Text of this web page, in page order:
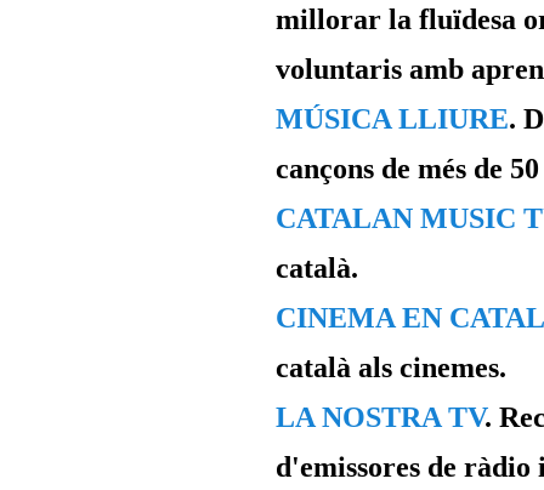
millorar la fluïdesa
voluntaris amb
MÚSICA LLIURE.
cançons de més de
CATALAN MUSIC
català.
CINEMA EN
català als cinemes.
LA NOSTRA TV.
d'emissores de ràdio